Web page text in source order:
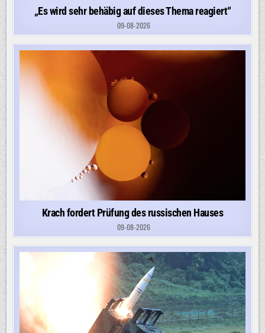
„Es wird sehr behäbig auf dieses Thema reagiert“
09-08-2026
Krach fordert Prüfung des russischen Hauses
09-08-2026